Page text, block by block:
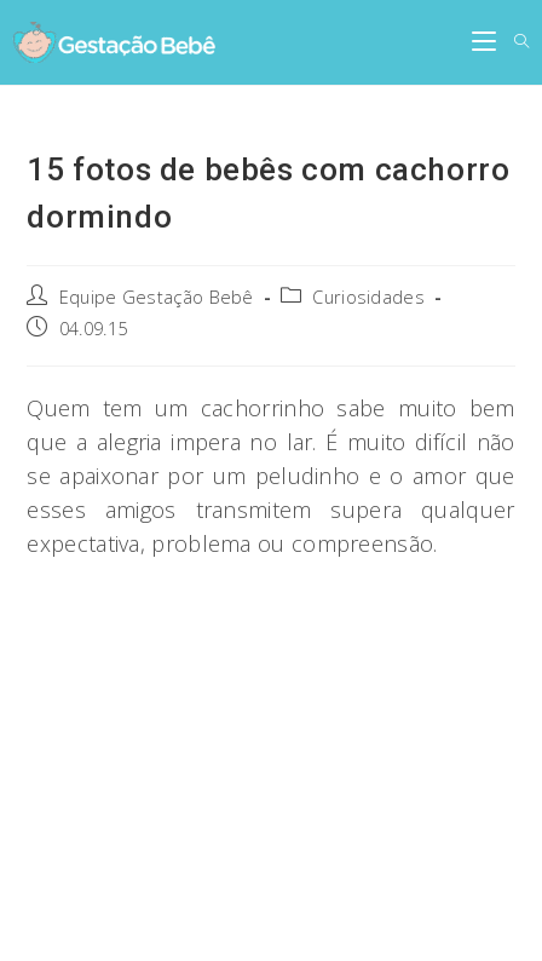
to
content
15 fotos de bebês com cachorro
dormindo
Post
author:
Equipe Gestação Bebê
PostCuriosidades
Post04.09.15
Quem tem um cachorrinho sabe muito bem
que a alegria impera no lar. É muito difícil não
se apaixonar por um peludinho e o amor que
esses amigos transmitem supera qualquer
expectativa, problema ou compreensão.